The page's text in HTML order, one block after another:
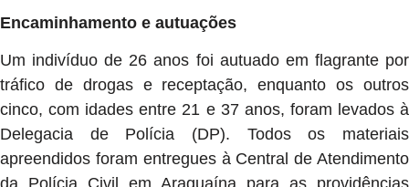
Encaminhamento e autuações
Um indivíduo de 26 anos foi autuado em flagrante por
tráfico de drogas e receptação, enquanto os outros
cinco, com idades entre 21 e 37 anos, foram levados à
Delegacia de Polícia (DP). Todos os materiais
apreendidos foram entregues à Central de Atendimento